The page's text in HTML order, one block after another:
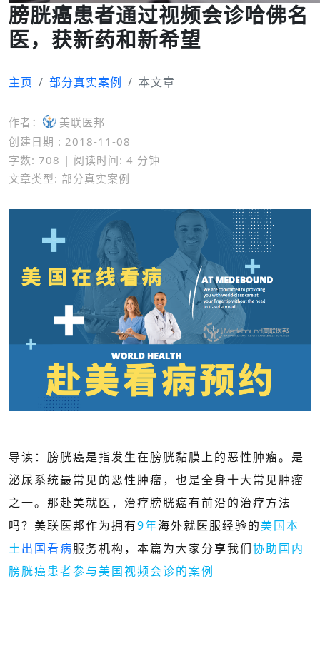
膀胱癌患者通过视频会诊哈佛名
医，获新药和新希望
主页 部分真实案例 本文章
作者：
美联医邦
创建日期 : 2018-11-08
字数: 708 | 阅读时间: 4 分钟
文章类型: 部分真实案例
导读：膀胱癌是指发生在膀胱黏膜上的恶性肿瘤。是
泌尿系统最常见的恶性肿瘤，也是全身十大常见肿瘤
之一。那赴美就医，治疗膀胱癌有前沿的治疗方法
吗？ 美联医邦作为拥有9年海外就医服经验的美国本
土出国看病服务机构 ，本篇为大家分享我们协助国内
膀胱癌患者参与美国视频会诊的案例